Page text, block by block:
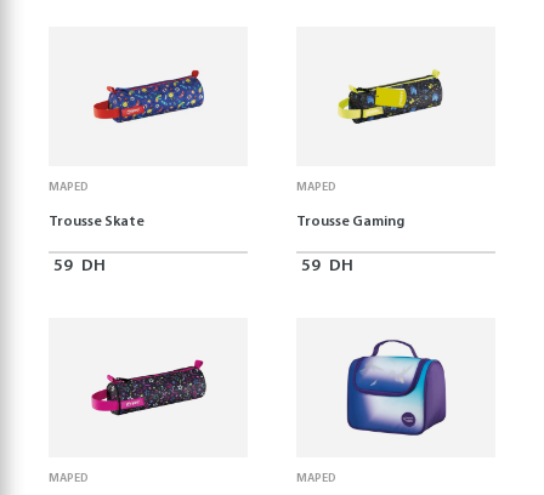
MAPED
Trousse Skate
59 DH
MAPED
Trousse Gaming
59 DH
MAPED MAPED